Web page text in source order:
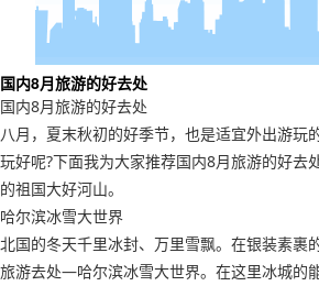
国内8月旅游的好去处
国内8月旅游的好去处
八月，夏末秋初的好季节，也是适宜外出游玩
玩好呢?下面我为大家推荐国内8月旅游的好去
的祖国大好河山。
哈尔滨冰雪大世界
北国的冬天千里冰封、万里雪飘。在银装素裹
旅游去处—哈尔滨冰雪大世界。在这里冰城的